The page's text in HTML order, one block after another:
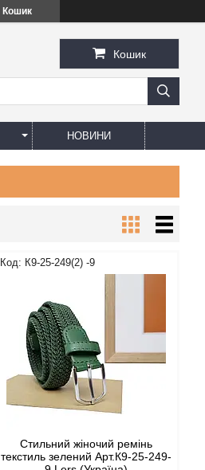
Кошик
Кошик
НОВИНИ
К9-25-249(2) -9
Стильний жіночий ремінь
текстиль зелений Арт.К9-25-249-